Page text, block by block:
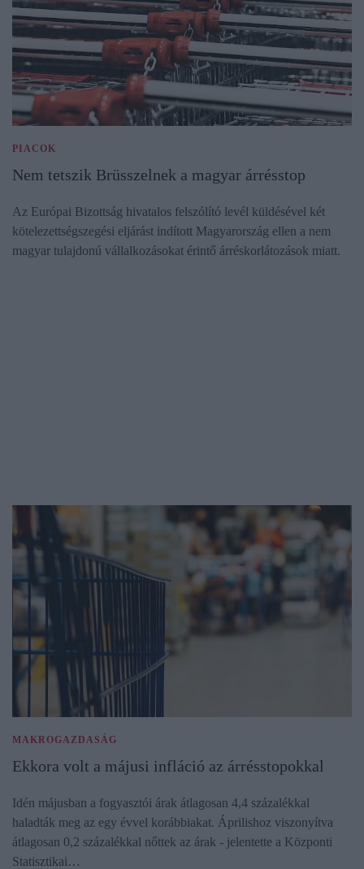
PIACOK
Nem tetszik Brüsszelnek a magyar árrésstop
Az Európai Bizottság hivatalos felszólító levél küldésével két
kötelezettségszegési eljárást indított Magyarország ellen a nem
magyar tulajdonú vállalkozásokat érintő árréskorlátozások miatt.
MAKROGAZDASÁG
Ekkora volt a májusi infláció az árrésstopokkal
Idén májusban a fogyasztói árak átlagosan 4,4 százalékkal
haladták meg az egy évvel korábbiakat. Áprilishoz viszonyítva
átlagosan 0,2 százalékkal nőttek az árak - jelentette a Központi
Statisztikai…